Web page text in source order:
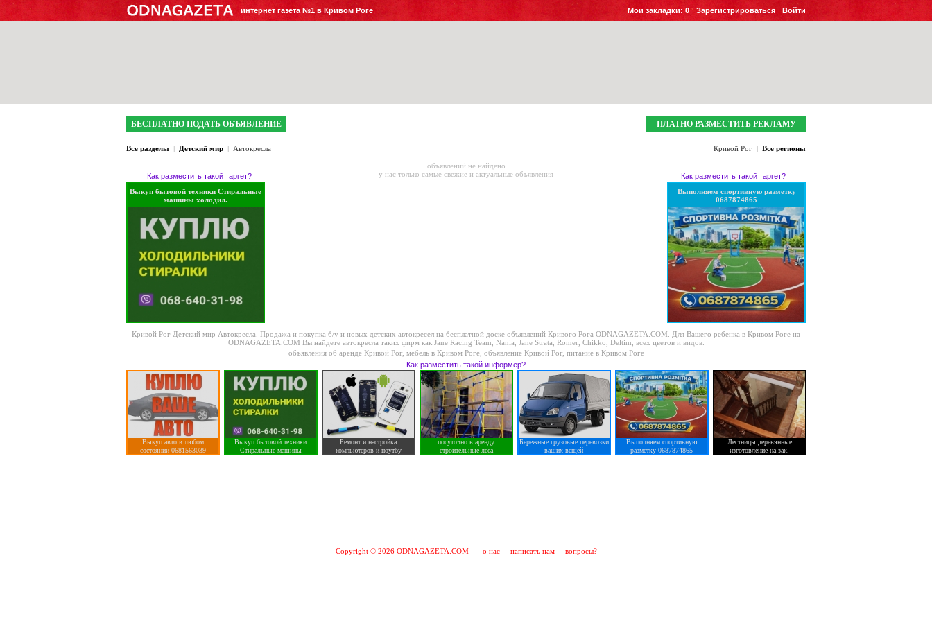
интернет газета №1 в Кривом Роге Войти
Зарегистрироваться
Мои закладки: 0
БЕСПЛАТНО ПОДАТЬ ОБЪЯВЛЕНИЕ ПЛАТНО РАЗМЕСТИТЬ РЕКЛАМУ
Все разделы | Детский мир | Автокресла Кривой Рог | Все регионы
Как разместить такой таргет?
Выкуп бытовой техники Стиральные
машины холодил.
объявлений не найдено
у нас только самые свежие и актуальные объявления
Как разместить такой таргет?
Выполняем спортивную разметку
0687874865
Кривой Рог Детский мир Автокресла . Продажа и покупка б/у и новых детских автокресел на бесплатной доске объявлений Кривого Рога ODNAGAZETA.COM. Для Вашего ребенка в Кривом Роге на
ODNAGAZETA.COM Вы найдете автокресла таких фирм как Jane Racing Team, Nania, Jane Strata, Romer, Chikko, Deltim, всех цветов и видов.
объявления об аренде Кривой Рог, мебель в Кривом Роге, объявление Кривой Рог, питание в Кривом Роге
Как разместить такой информер?
Выкуп авто в любом
состоянии 0681563039
Выкуп бытовой техники
Стиральные машины
Ремонт и настройка
компьютеров и ноутбу
посуточно в аренду
строительные леса
Бережные грузовые перевозки
ваших вещей
Выполняем спортивную
разметку 0687874865
Лестницы деревянные
изготовление на зак.
Copyright © 2026 ODNAGAZETA.COM о нас написать нам вопросы?